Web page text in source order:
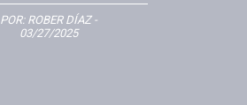
POR: ROBER DÍAZ -
03/27/2025